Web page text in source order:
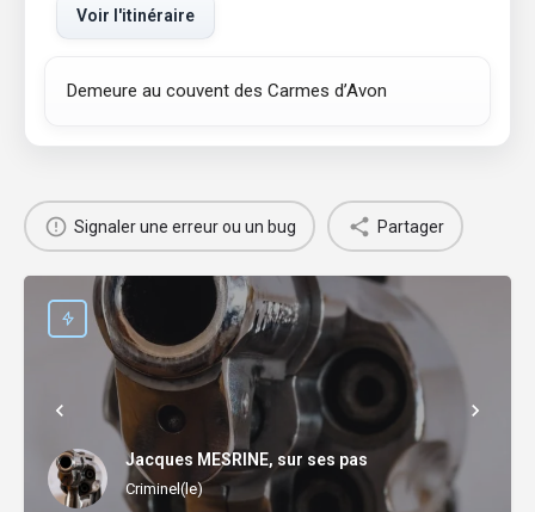
Voir l'itinéraire
Demeure au couvent des Carmes d’Avon
Signaler une erreur ou un bug Partager
Jacques MESRINE, sur ses pas
Criminel(le)